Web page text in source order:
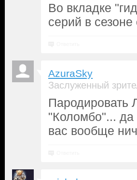
Во вкладке
серий в
AzuraSky
Заслуженный
Пародировать
"Коломбо"...
вас вообще